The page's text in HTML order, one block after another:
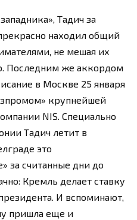
Тадич за
находил общий
не мешая их
Последним же аккордом
в Москве 25 января
крупнейшей
NIS. Специально
Тадич летит в
это
за считанные дни до
Кремль делает ставку
И вспоминают,
пришла еще и